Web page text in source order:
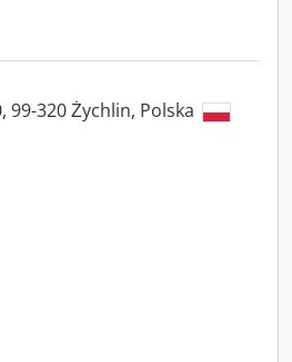
99-320 Żychlin, Polska